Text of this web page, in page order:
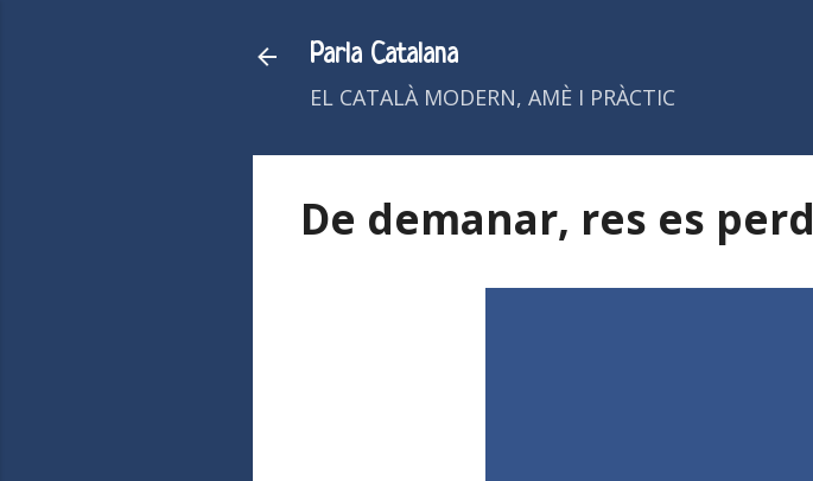
Parla Catalana
EL CATALÀ MODERN, AMÈ I PRÀCTIC
De demanar, res es perd